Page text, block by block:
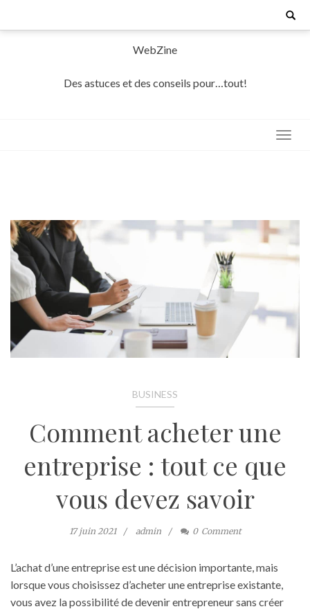
Search
WebZine
Des astuces et des conseils pour…tout!
BUSINESS
Comment acheter une
entreprise : tout ce que
vous devez savoir
17 juin 2021 admin 0 Comment
L’achat d’une entreprise est une décision importante, mais
lorsque vous choisissez d’acheter une entreprise existante,
vous avez la possibilité de devenir entrepreneur sans créer